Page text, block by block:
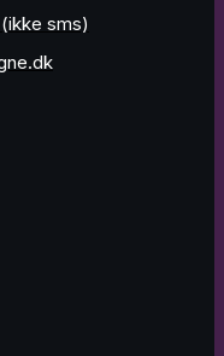
sms)